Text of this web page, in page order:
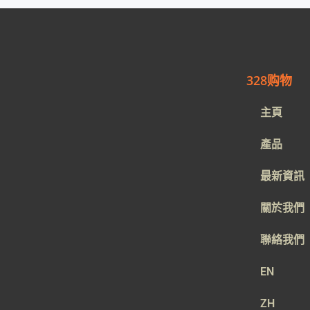
328购物
主頁
產品
最新資訊
關於我們
聯絡我們
EN
ZH